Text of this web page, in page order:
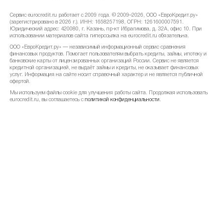
март 2023 253.32 ₽ -0.36%
254.24 ₽
январь 2023 254.46 ₽ +9.02%
Сервис eurocredit.ru работает с 2009 года. © 2009–2026, ООО «ЕвроКредит.ру»
(зарегистрировано в 2026 г.). ИНН: 1658257198, ОГРН: 1261600007591.
Юридический адрес: 420080, г. Казань, пр-кт Ибрагимова, д. 32А, офис 10. При
использовании материалов сайта гиперссылка на eurocredit.ru обязательна.
ООО «ЕвроКредит.ру» — независимый информационный сервис сравнения
финансовых продуктов. Помогает пользователям выбрать кредиты, займы, ипотеку и
банковские карты от лицензированных организаций России. Сервис не является
кредитной организацией, не выдаёт займы и кредиты, не оказывает финансовых
услуг. Информация на сайте носит справочный характер и не является публичной
офертой.
Мы используем файлы cookie для улучшения работы сайта. Продолжая использовать
eurocredit.ru, вы соглашаетесь с политикой конфиденциальности